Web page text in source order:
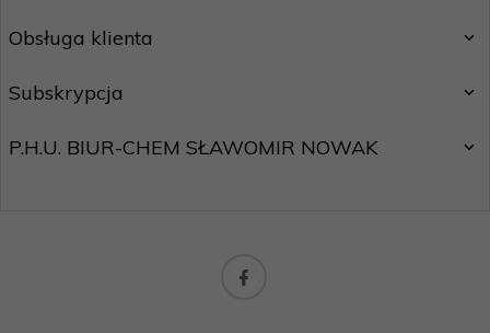
Obsługa klienta
Subskrypcja
P.H.U. BIUR-CHEM SŁAWOMIR NOWAK